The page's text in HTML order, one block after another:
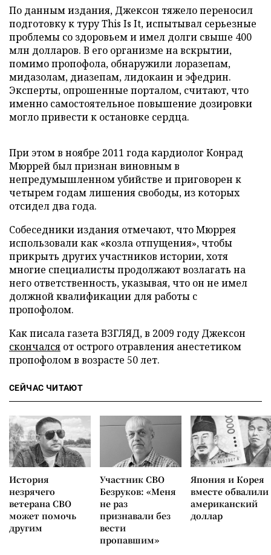
По данным издания, Джексон тяжело переносил
подготовку к туру This Is It, испытывал серьезные
проблемы со здоровьем и имел долги свыше 400
млн долларов. В его организме на вскрытии,
помимо пропофола, обнаружили лоразепам,
мидазолам, диазепам, лидокаин и эфедрин.
Эксперты, опрошенные порталом, считают, что
именно самостоятельное повышение дозировки
могло привести к остановке сердца.
При этом в ноябре 2011 года кардиолог Конрад
Мюррей был признан виновным в
непредумышленном убийстве и приговорен к
четырем годам лишения свободы, из которых
отсидел два года.
Собеседники издания отмечают, что Мюррея
использовали как «козла отпущения», чтобы
прикрыть других участников истории, хотя
многие специалисты продолжают возлагать на
него ответственность, указывая, что он не имел
должной квалификации для работы с
пропофолом.
Как писала газета ВЗГЛЯД, в 2009 году Джексон
скончался от острого отравления анестетиком
пропофолом в возрасте 50 лет.
СЕЙЧАС ЧИТАЮТ
История
незрячего
ветерана СВО
может помочь
другим
Участник СВО
Безруков: «Меня
не раз
признавали без
вести
пропавшим»
Япония и Корея
вместе обвалили
американский
доллар